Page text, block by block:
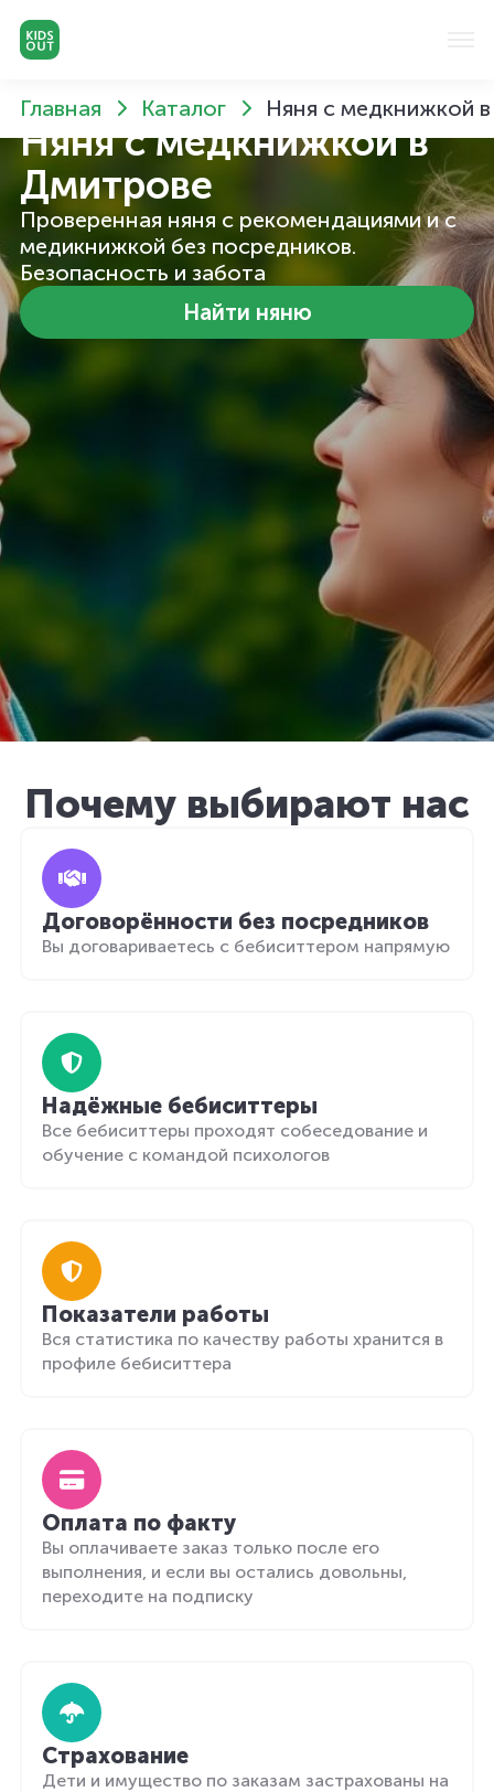
Главная Каталог Няня с медкнижкой
Няня с медкнижкой в
Дмитрове
Проверенная няня с рекомендациями и с
медикнижкой без посредников.
Безопасность и забота
Найти няню
Почему выбирают нас
Договорённости без посредников
Вы договариваетесь с бебиситтером напрямую
Надёжные бебиситтеры
Все бебиситтеры проходят собеседование и
обучение с командой психологов
Показатели работы
Вся статистика по качеству работы хранится в
профиле бебиситтера
Оплата по факту
Вы оплачиваете заказ только после его
выполнения, и если вы остались довольны,
переходите на подписку
Страхование
Дети и имущество по заказам застрахованы на